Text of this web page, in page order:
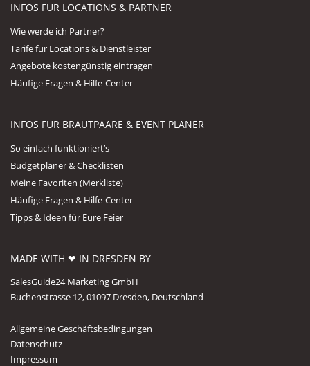
INFOS FÜR LOCATIONS & PARTNER
Wie werde ich Partner?
Tarife für Locations & Dienstleister
Angebote kostengünstig eintragen
Häufige Fragen & Hilfe-Center
INFOS FÜR BRAUTPAARE & EVENT PLANER
So einfach funktioniert’s
Budgetplaner & Checklisten
Meine Favoriten (Merkliste)
Häufige Fragen & Hilfe-Center
Tipps & Ideen für Eure Feier
MADE WITH ❤ IN DRESDEN BY
SalesGuide24 Marketing GmbH
Buchenstrasse 12, 01097 Dresden, Deutschland
Allgemeine Geschäftsbedingungen
Datenschutz
Impressum